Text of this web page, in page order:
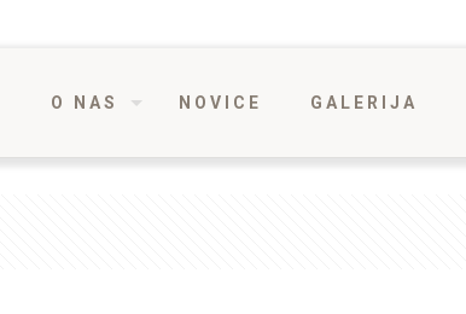
O NAS NOVICE GALERIJA